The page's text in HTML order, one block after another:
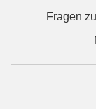
Fragen